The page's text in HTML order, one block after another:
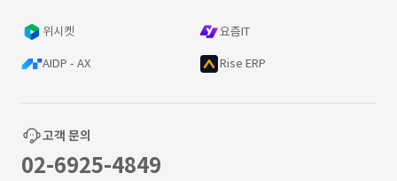
위시켓 요즘IT
AIDP - AX Rise ERP
고객 문의
02-6925-4849